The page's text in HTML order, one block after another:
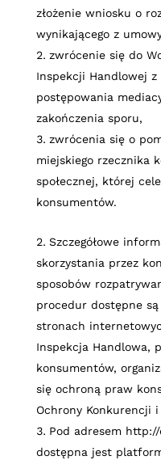
złożenie wniosku o
wynikającego z
zwrócenie się do
Inspekcji Handlowej
postępowania
zakończenia sporu,
zwrócenia się o
miejskiego rzecznika
społecznej, której
konsumentów.
Szczegółowe
skorzystania przez
sposobów
procedur dostępne
stronach
Inspekcja Handlowa,
konsumentów,
się ochroną praw
Ochrony Konkurencji
Pod adresem
dostępna jest